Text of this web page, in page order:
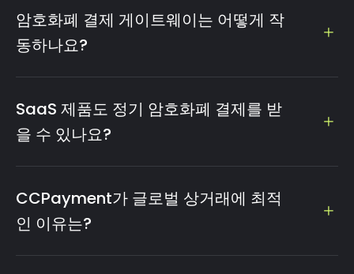
암호화폐 결제 게이트웨이는 어떻게 작
동하나요?
합니다. 고객이 코인을 전송하면 온체인 확인 후 웹훅으로 상
은 보통 2분 내로 완료됩니다.
SaaS 제품도 정기 암호화폐 결제를 받
을 수 있나요?
제 플랜을 생성할 수 있습니다. 갱신 시 시스템이 API로 결제
요청을 보내고 웹훅으로 동기화합니다.
CCPayment가 글로벌 상거래에 최적
인 이유는?